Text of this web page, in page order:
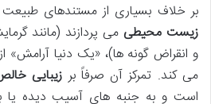
بر خلاف بسیاری از مستندهای
زیست محیطیمی پردازند (مانند
و انقراض گونه ها)، «یک دنیا آرامش»
می کند. تمرکز آن صرفاً بر زیبایی
است و به جنبه های آسیب دیده